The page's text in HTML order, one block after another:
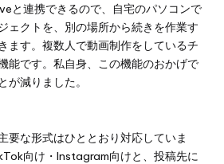
と連携できるので、自宅のパソコンで
ェクトを、別の場所から続きを作業す
ます。複数人で動画制作をしているチ
能です。私自身、この機能のおかげで
が減りました。
要な形式はひととおり対応していま
向け・Instagram向けと、投稿先に